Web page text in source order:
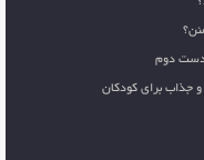
دست دوم
و جذاب برای کودکان